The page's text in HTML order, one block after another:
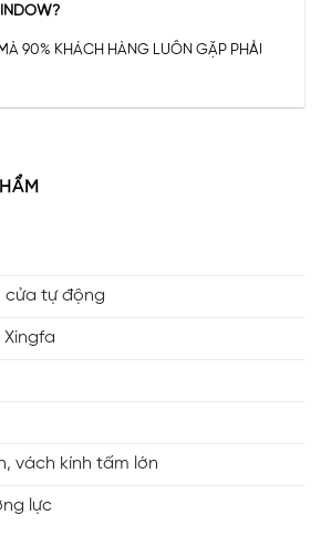
90% KHÁCH HÀNG LUÔN GẶP PHẢI
cửa tự động
vách kính tấm lớn
lực